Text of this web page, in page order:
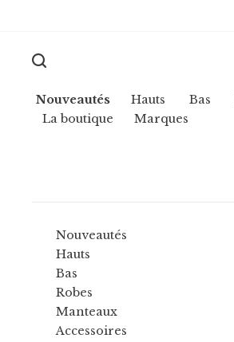
Nouveautés Hauts Bas
La boutique
Marques
Nouveautés
Hauts
Bas
Robes
Manteaux
Accessoires